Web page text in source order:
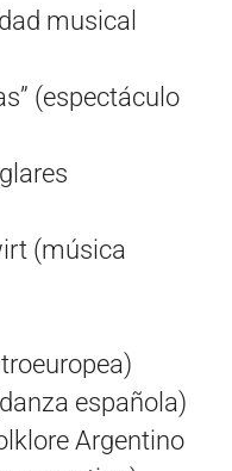
musical
(espectáculo
(música
española)
Argentino